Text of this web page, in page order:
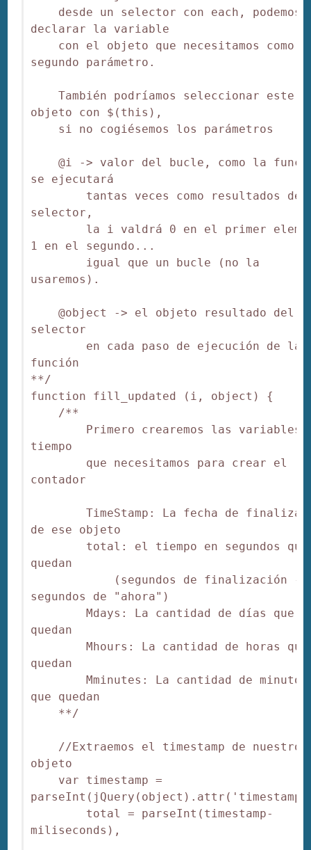
desde un selector con each, podemos
declarar la variable
con el objeto que necesitamos como
segundo parámetro.
También podríamos seleccionar este
objeto con $(this),
si no cogiésemos los parámetros
@i -> valor del bucle, como la
se ejecutará
tantas veces como resultados de
selector,
la i valdrá 0 en el primer
1 en el segundo...
igual que un bucle (no la
usaremos).
@object -> el objeto resultado del
selector
en cada paso de ejecución de la
función
**/
function fill_updated (i, object) {
/**
Primero crearemos las variables
tiempo
que necesitamos para crear el
contador
TimeStamp: La fecha de
de ese objeto
total: el tiempo en segundos que
quedan
(segundos de finalización -
segundos de "ahora")
Mdays: La cantidad de días que
quedan
Mhours: La cantidad de horas que
quedan
Mminutes: La cantidad de minutos
que quedan
**/
//Extraemos el timestamp de nuestro
objeto
var timestamp =
total = parseInt(timestamp-
miliseconds),